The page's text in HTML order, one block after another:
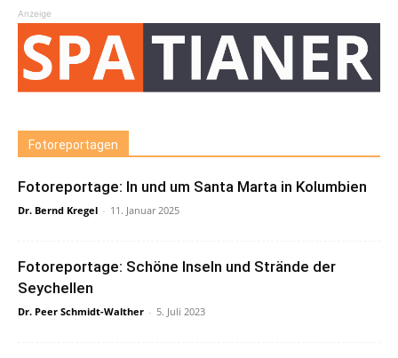
Anzeige
Fotoreportagen
Fotoreportage: In und um Santa Marta in Kolumbien
Dr. Bernd Kregel - 11. Januar 2025
Fotoreportage: Schöne Inseln und Strände der
Seychellen
Dr. Peer Schmidt-Walther - 5. Juli 2023